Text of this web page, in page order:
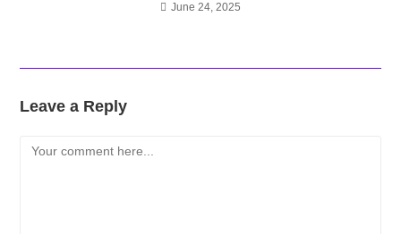
June 24, 2025
Leave a Reply